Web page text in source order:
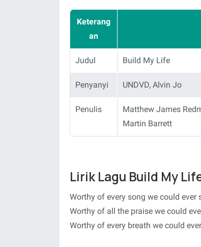
Keterang
an
Judul Build My Life
Penyanyi UNDVD, Alvin Jo
Penulis
Matthew James
Martin Barrett
Lirik Lagu Build My
Worthy of every song we could ever
Worthy of all the praise we could
Worthy of every breath we could